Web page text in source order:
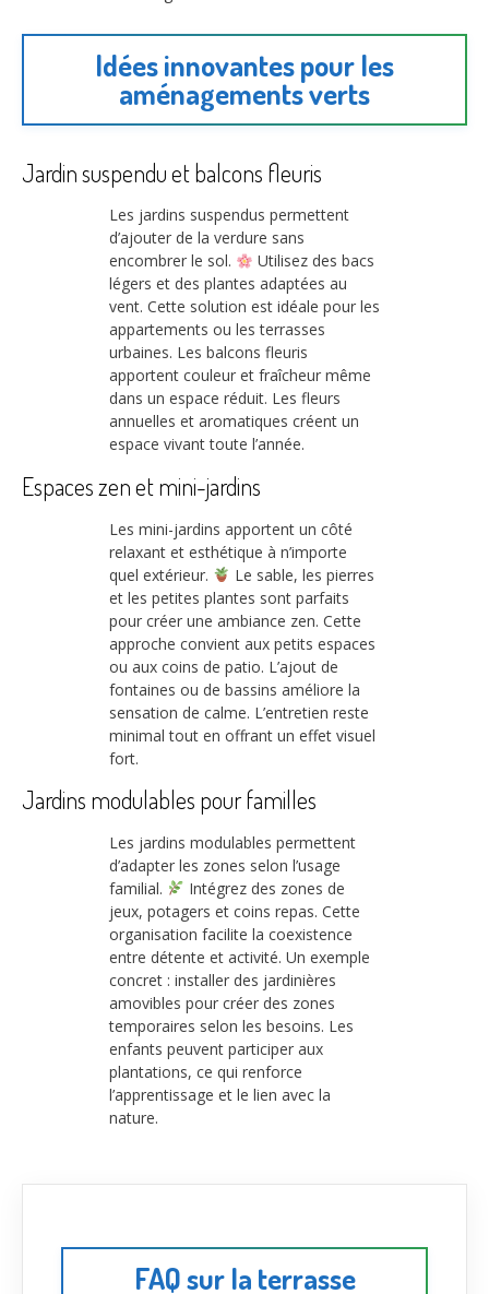
Idées innovantes pour les
aménagements verts
Jardin suspendu et balcons fleuris
Les jardins suspendus permettent
d’ajouter de la verdure sans
encombrer le sol.
Utilisez des bacs
légers et des plantes adaptées au
vent. Cette solution est idéale pour les
appartements ou les terrasses
urbaines. Les balcons fleuris
apportent couleur et fraîcheur même
dans un espace réduit. Les fleurs
annuelles et aromatiques créent un
espace vivant toute l’année.
Espaces zen et mini-jardins
Les mini-jardins apportent un côté
relaxant et esthétique à n’importe
quel extérieur.
Le sable, les pierres
et les petites plantes sont parfaits
pour créer une ambiance zen. Cette
approche convient aux petits espaces
ou aux coins de patio. L’ajout de
fontaines ou de bassins améliore la
sensation de calme. L’entretien reste
minimal tout en offrant un effet visuel
fort.
Jardins modulables pour familles
Les jardins modulables permettent
d’adapter les zones selon l’usage
familial.
Intégrez des zones de
jeux, potagers et coins repas. Cette
organisation facilite la coexistence
entre détente et activité. Un exemple
concret : installer des jardinières
amovibles pour créer des zones
temporaires selon les besoins. Les
enfants peuvent participer aux
plantations, ce qui renforce
l’apprentissage et le lien avec la
nature.
FAQ sur la terrasse